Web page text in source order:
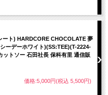
ート) HARDCORE CHOCOLATE 夢
ーデーホワイト)(SS:TEE)(T-2224-
ットソー 石田社長 保科有里 通信販
価格:5,000円(税込 5,500円)